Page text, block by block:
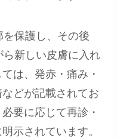
保護し、その後
新しい皮膚に入れ
は、発赤・痛み・
どが記載されてお
要に応じて再診・
示されています。